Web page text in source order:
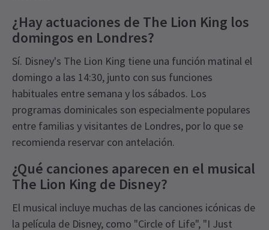
¿Hay actuaciones de The Lion King los
domingos en Londres?
Sí. Disney's The Lion King tiene una función matinal el
domingo a las 14:30, junto con sus funciones
habituales entre semana y los sábados. Los
programas dominicales son especialmente populares
entre familias y visitantes de Londres, por lo que se
recomienda reservar con antelación.
¿Qué canciones aparecen en el musical
The Lion King de Disney?
El musical incluye muchas de las canciones icónicas de
la película de Disney, como "Circle of Life", "I Just